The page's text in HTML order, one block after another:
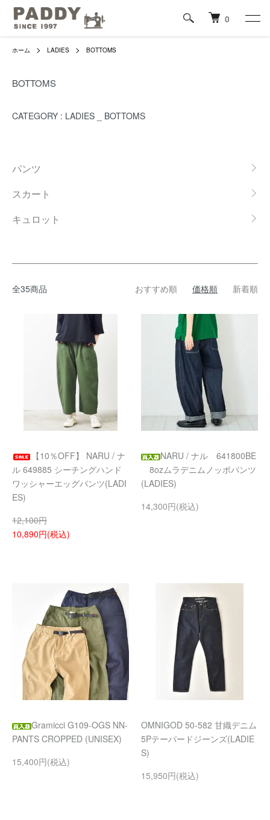
0
ホーム LADIES BOTTOMS
BOTTOMS
CATEGORY : LADIES _ BOTTOMS
グループ一覧
パンツ
スカート
キュロット
全35商品 おすすめ順 価格順 新着順
【10％OFF】 NARU / ナ
ル 649885 シーチングハンド
ワッシャーエッグパンツ(LADI
ES)
12,100円
10,890円(税込)
NARU / ナル 641800BE
8ozムラデニムノッポパンツ
(LADIES)
14,300円(税込)
Gramicci G109-OGS NN-
PANTS CROPPED (UNISEX)
15,400円(税込)
OMNIGOD 50-582 甘織デニム
5Pテーパードジーンズ(LADIE
S)
15,950円(税込)